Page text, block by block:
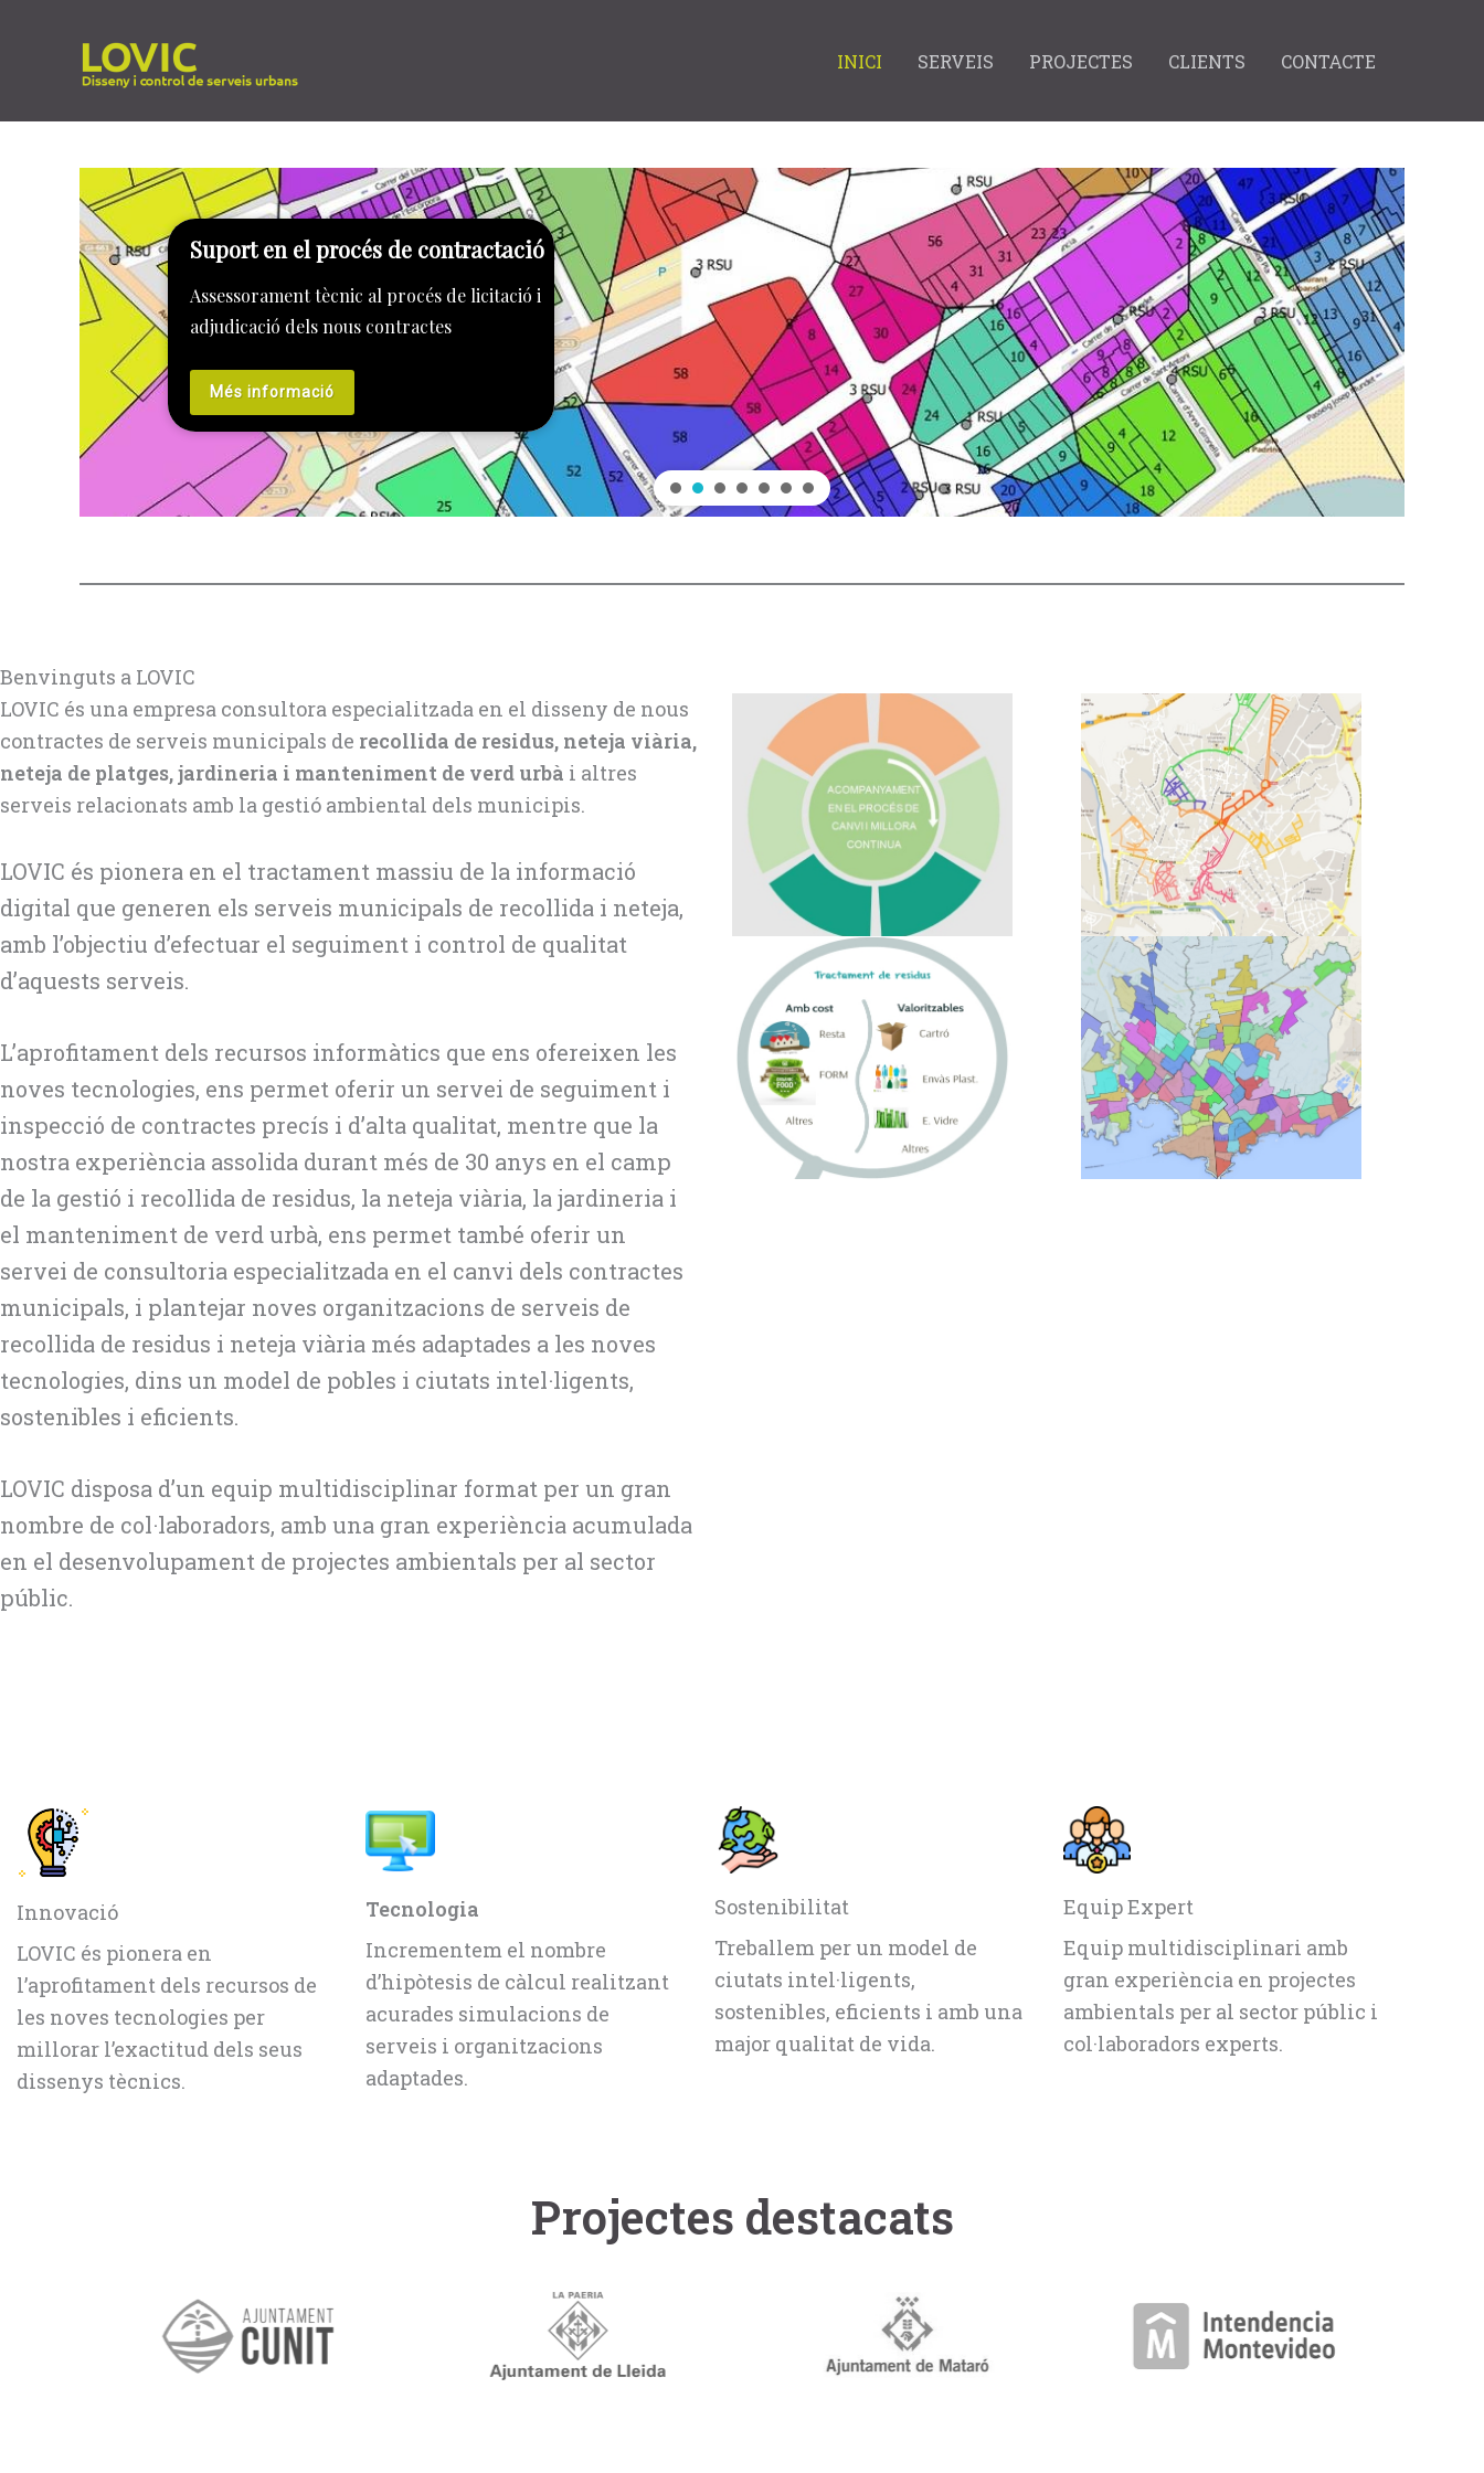
contenido
INICI SERVEIS PROJECTES CLIENTS CONTACTE
Suport en el procés de contractació
Assessorament tècnic al procés de licitació i
adjudicació dels nous contractes
Més informació
Benvinguts a LOVIC
LOVIC és una empresa consultora especialitzada en el disseny de nous
contractes de serveis municipals de recollida de residus, neteja viària,
neteja de platges, jardineria i manteniment de verd urbà i altres
serveis relacionats amb la gestió ambiental dels municipis.
LOVIC és pionera en el tractament massiu de la informació
digital que generen els serveis municipals de recollida i neteja,
amb l’objectiu d’efectuar el seguiment i control de qualitat
d’aquests serveis.
L’aprofitament dels recursos informàtics que ens ofereixen les
noves tecnologies, ens permet oferir un servei de seguiment i
inspecció de contractes precís i d’alta qualitat, mentre que la
nostra experiència assolida durant més de 30 anys en el camp
de la gestió i recollida de residus, la neteja viària, la jardineria i
el manteniment de verd urbà, ens permet també oferir un
servei de consultoria especialitzada en el canvi dels contractes
municipals, i plantejar noves organitzacions de serveis de
recollida de residus i neteja viària més adaptades a les noves
tecnologies, dins un model de pobles i ciutats intel·ligents,
sostenibles i eficients.
LOVIC disposa d’un equip multidisciplinar format per un gran
nombre de col·laboradors, amb una gran experiència acumulada
en el desenvolupament de projectes ambientals per al sector
públic.
Innovació
LOVIC és pionera en
l’aprofitament dels recursos de
les noves tecnologies per
millorar l’exactitud dels seus
dissenys tècnics.
Tecnologia
Incrementem el nombre
d’hipòtesis de càlcul realitzant
acurades simulacions de
serveis i organitzacions
adaptades.
Sostenibilitat
Treballem per un model de
ciutats intel·ligents,
sostenibles, eficients i amb una
major qualitat de vida.
Equip Expert
Equip multidisciplinari amb
gran experiència en projectes
ambientals per al sector públic i
col·laboradors experts.
Projectes destacats